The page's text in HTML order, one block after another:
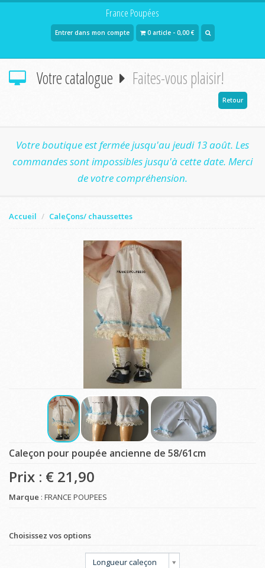
France Poupées
Entrer dans mon compte 0 article - 0,00 €
Votre catalogue Faites-vous plaisir!
Retour
Votre boutique est fermée jusqu'au jeudi 13 août. Les
commandes sont impossibles jusqu'à cette date. Merci
de votre compréhension.
Accueil CaleÇons/ chaussettes
Caleçon pour poupée ancienne de 58/61cm
Prix : € 21,90
Marque : FRANCE POUPEES
Choisissez vos options
Longueur caleçon